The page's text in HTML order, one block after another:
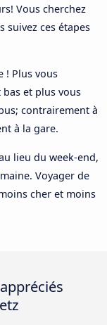
Vous cherchez
suivez ces étapes
! Plus vous
et plus vous
contrairement à
à la gare.
lieu du week-end,
Voyager de
cher et moins